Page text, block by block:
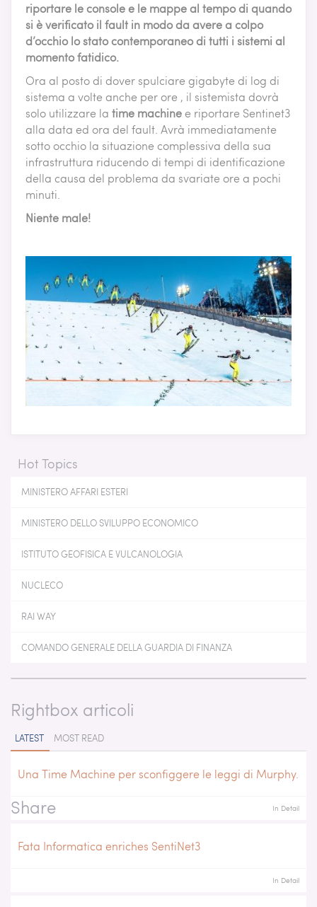
riportare le console e le mappe al tempo di quando
si è verificato il fault in modo da avere a colpo
d’occhio lo stato contemporaneo di tutti i sistemi al
momento fatidico.
Ora al posto di dover spulciare gigabyte di log di
sistema a volte anche per ore , il sistemista dovrà
solo utilizzare la time machine e riportare Sentinet3
alla data ed ora del fault. Avrà immediatamente
sotto occhio la situazione complessiva della sua
infrastruttura riducendo di tempi di identificazione
della causa del problema da svariate ore a pochi
minuti.
Niente male!
Hot Topics
MINISTERO AFFARI ESTERI
MINISTERO DELLO SVILUPPO ECONOMICO
ISTITUTO GEOFISICA E VULCANOLOGIA
NUCLECO
RAI WAY
COMANDO GENERALE DELLA GUARDIA DI FINANZA
Rightbox articoli
LATEST MOST READ
Una Time Machine per sconfiggere le leggi di Murphy.
In Detail
Fata Informatica enriches SentiNet3
In Detail
Share